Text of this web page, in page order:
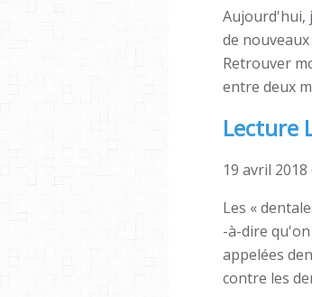
Aujourd'hui,
de
Retrouver
entre deux
Lecture
19 avril 2018
Les «
-à-dire
appelées
contre les